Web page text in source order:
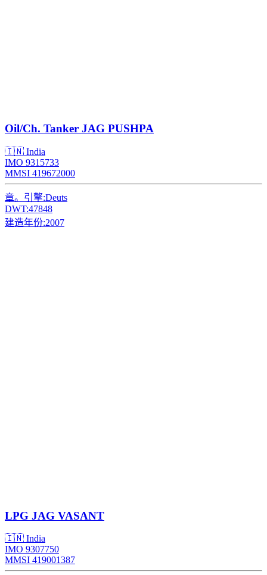
Oil/Ch. Tanker JAG PUSHPA
🇮🇳 India
IMO 9315733
MMSI 419672000
章。引擎:Deuts
DWT:47848
建造年份:2007
LPG JAG VASANT
🇮🇳 India
IMO 9307750
MMSI 419001387